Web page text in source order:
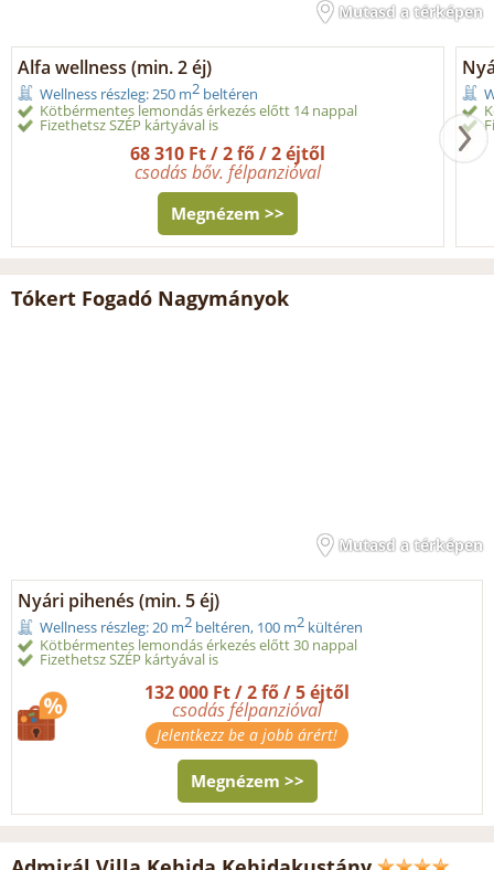
Mutasd a térképen
Alfa wellness (min. 2 éj)
Wellness részleg: 250 m2 beltéren
Kötbérmentes lemondás érkezés előtt 14 nappal
Fizethetsz SZÉP kártyával is
68 310 Ft / 2 fő / 2 éjtől
csodás bőv. félpanzióval
Megnézem >>
Tókert Fogadó Nagymányok
Mutasd a térképen
Nyári pihenés (min. 5 éj)
Wellness részleg: 20 m2 beltéren, 100 m2 kültéren
Kötbérmentes lemondás érkezés előtt 30 nappal
Fizethetsz SZÉP kártyával is
132 000 Ft / 2 fő / 5 éjtől
csodás félpanzióval
Jelentkezz be a jobb árért!
Megnézem >>